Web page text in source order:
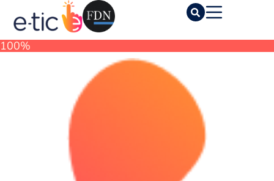
100%